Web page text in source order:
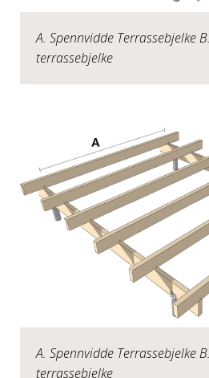
A. Spennvidde Terrassebjelke
terrassebjelke
A. Spennvidde Terrassebjelke
terrassebjelke